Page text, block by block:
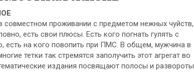
совместном проживании с предметом нежных чуйств,
есть свои плюсы. Есть кого погнать гулять с
есть на кого повопить при ПМС. В общем, мужчина в
тетки так стремятся заполучить этот агрегат во
издания посвящают полосы и развороты